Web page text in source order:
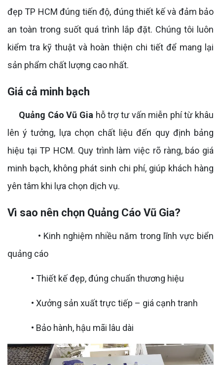
đẹp TP HCM đúng tiến độ, đúng thiết kế và đảm bảo
an toàn trong suốt quá trình lắp đặt. Chúng tôi luôn
kiểm tra kỹ thuật và hoàn thiện chi tiết để mang lại
sản phẩm chất lượng cao nhất.
Giá cả minh bạch
Quảng Cáo Vũ Gia hỗ trợ tư vấn miễn phí từ khâu
lên ý tưởng, lựa chọn chất liệu đến quy định bảng
hiệu tại TP HCM. Quy trình làm việc rõ ràng, báo giá
minh bạch, không phát sinh chi phí, giúp khách hàng
yên tâm khi lựa chọn dịch vụ.
Vì sao nên chọn Quảng Cáo Vũ Gia?
• Kinh nghiệm nhiều năm trong lĩnh vực biển
quảng cáo
• Thiết kế đẹp, đúng chuẩn thương hiệu
• Xưởng sản xuất trực tiếp – giá cạnh tranh
• Bảo hành, hậu mãi lâu dài